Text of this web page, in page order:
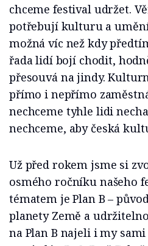
chceme festival udržet.
potřebují kulturu a
možná víc než kdy
řada lidí bojí chodit,
přesouvá na jindy.
přímo i nepřímo
nechceme tyhle lidi
nechceme, aby česká
Už před rokem jsme si
osmého ročníku našeho
tématem je Plan B –
planety Země a
na Plan B najeli i my